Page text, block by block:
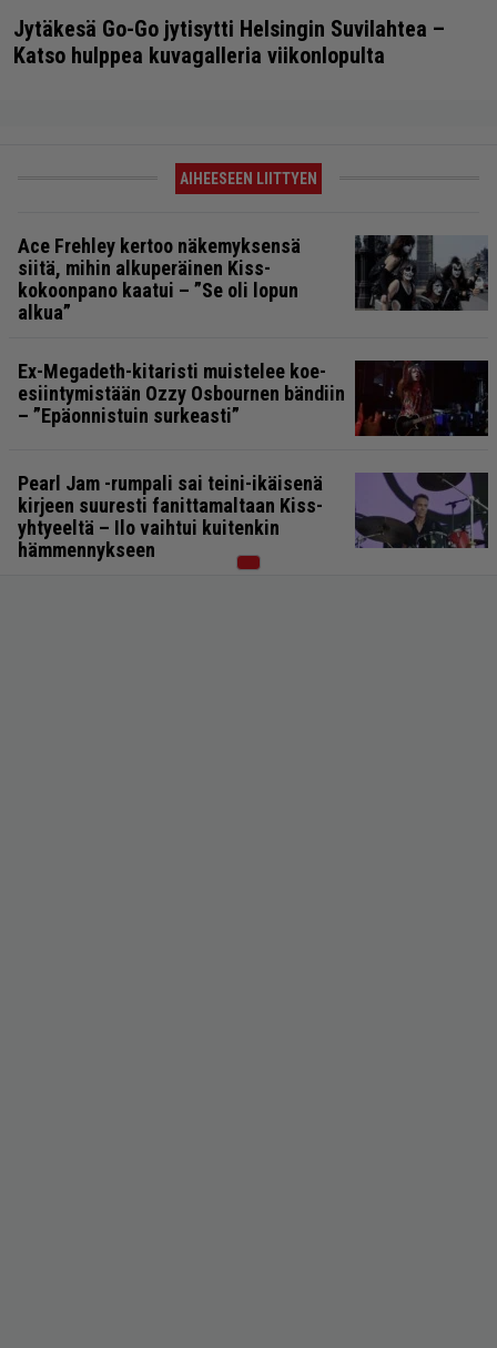
Jytäkesä Go-Go jytisytti Helsingin Suvilahtea –
Katso hulppea kuvagalleria viikonlopulta
AIHEESEEN LIITTYEN
Ace Frehley kertoo näkemyksensä
siitä, mihin alkuperäinen Kiss-
kokoonpano kaatui – ”Se oli lopun
alkua”
Ex-Megadeth-kitaristi muistelee koe-
esiintymistään Ozzy Osbournen bändiin
– ”Epäonnistuin surkeasti”
Pearl Jam -rumpali sai teini-ikäisenä
kirjeen suuresti fanittamaltaan Kiss-
yhtyeeltä – Ilo vaihtui kuitenkin
hämmennykseen